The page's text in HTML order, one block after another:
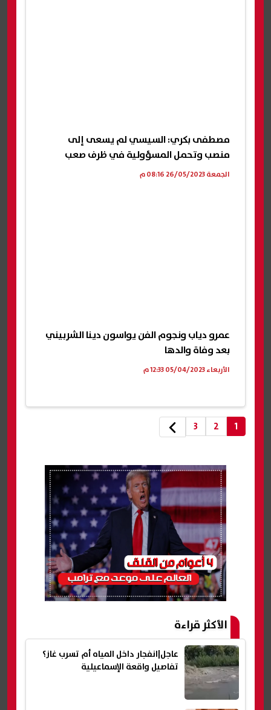
مصطفى بكري: السيسي لم يسعى إلى
منصب وتحمل المسؤولية في ظرف صعب
الجمعة 26/05/2023 08:16 م
عمرو دياب ونجوم الفن يواسون دينا الشربيني
بعد وفاة والدها
الأربعاء 05/04/2023 12:33 م
1
2
3
الأكثر قراءة
عاجل|انفجار داخل المياه أم تسرب غاز؟
تفاصيل واقعة الإسماعيلية